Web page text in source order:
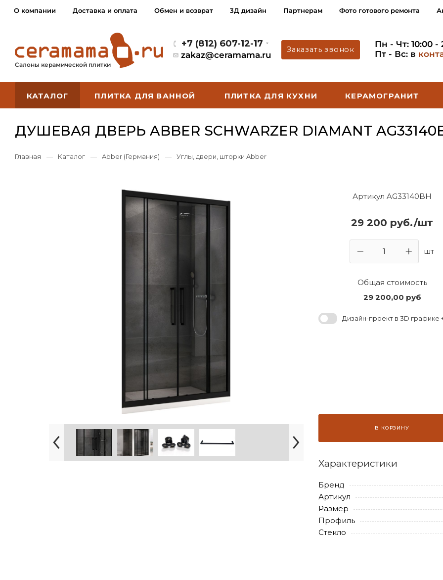
О компании Доставка и оплата Обмен и возврат 3Д дизайн Партнерам Фото готового ремонта
Салоны керамической плитки
+7 (812) 607-12-17
zakaz@ceramama.ru
Заказать звонок
Пн - Чт: 10:00 -
Пт - Вс: в
КАТАЛОГ ПЛИТКА ДЛЯ ВАННОЙ ПЛИТКА ДЛЯ КУХНИ КЕРАМОГРАНИТ
ДУШЕВАЯ ДВЕРЬ ABBER SCHWARZER DIAMANT
Главная — Каталог — Abber (Германия) — Углы, двери, шторки Abber
Артикул AG33140BH
29 200 руб./шт
шт
Общая стоимость
29 200,00 руб
Дизайн-проект в 3D графике
В КОРЗИНУ
Характеристики
Бренд
Артикул
Размер
Профиль
Стекло